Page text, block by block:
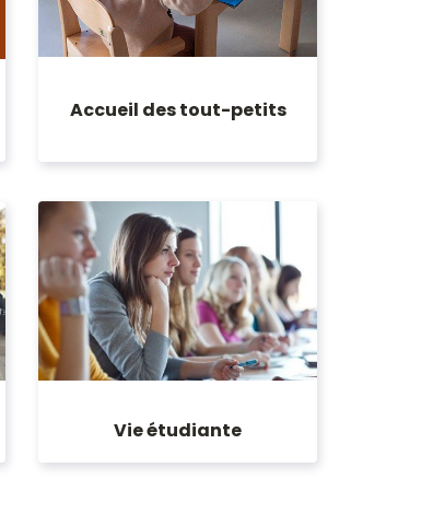
Accueil des tout-petits
Vie étudiante